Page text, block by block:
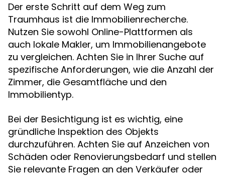
Der erste Schritt auf dem Weg zum
Traumhaus ist die Immobilienrecherche.
Nutzen Sie sowohl Online-Plattformen als
auch lokale Makler, um Immobilienangebote
zu vergleichen. Achten Sie in Ihrer Suche auf
spezifische Anforderungen, wie die Anzahl der
Zimmer, die Gesamtfläche und den
Immobilientyp.
Bei der Besichtigung ist es wichtig, eine
gründliche Inspektion des Objekts
durchzuführen. Achten Sie auf Anzeichen von
Schäden oder Renovierungsbedarf und stellen
Sie relevante Fragen an den Verkäufer oder